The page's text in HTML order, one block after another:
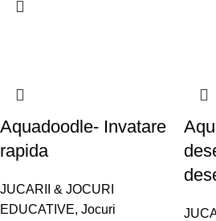
Aquadoodle- Invatare
rapida
JUCARII & JOCURI
EDUCATIVE, Jocuri